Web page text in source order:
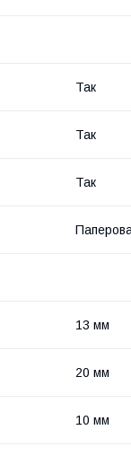
Так
Так
Так
13 мм
20 мм
10 мм